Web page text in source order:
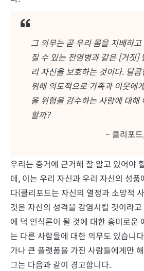
그 의무는 곧 우리 몸을 지배하
질 수 있는 전염병과 같은 [거짓]
리 자신을 보호하는 것이다. 달
위해 의도적으로 가족과 이웃에
올 위험을 감수하는 사람에 대해
할까?
– 클리포드
우리는 증거에 근거해 잘 알고 있어야
데, 이는 우리 자신과 우리 자신의 성품
다(클리포드는 자신의 열정과 소망적
것은 자신의 성격을 감염시킬 것이라
에 덕 인식론이 될 것에 대한 흥미로운
는 다른 사람들에 대한 의무도 있습니
가나 큰 플랫폼을 가진 사람들에게만
그는 다음과 같이 경고합니다.